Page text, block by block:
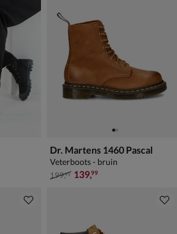
Dr. Martens 1460 Pascal
Veterboots - bruin
van € 199,99 voor € 139,99
199,99 139,99